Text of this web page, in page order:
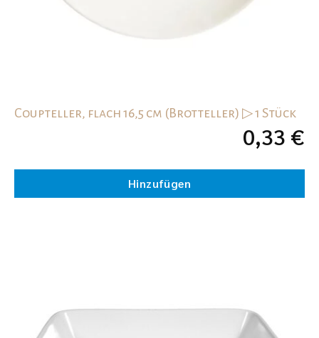
Coupteller, flach 16,5 cm (Brotteller) ▷ 1 Stück
0,33 €
Hinzufügen